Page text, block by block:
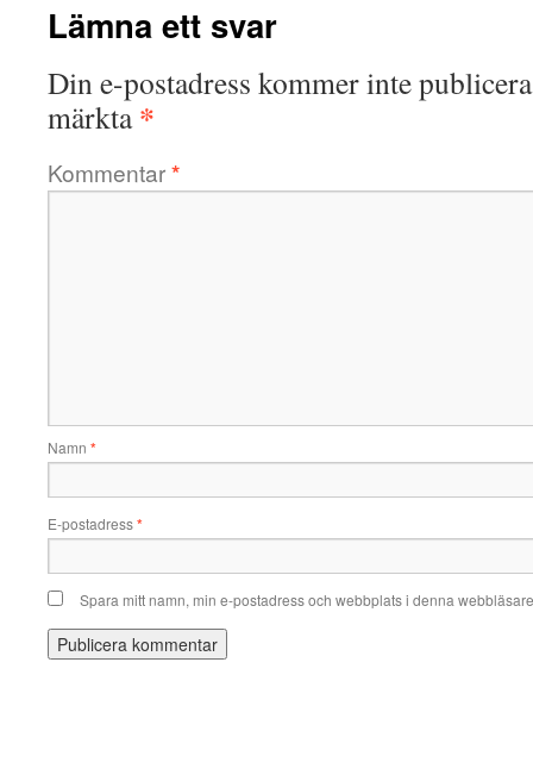
Lämna ett svar
Din e-postadress kommer inte
märkta*
Kommentar*
Namn *
E-postadress*
Spara mitt namn, min e-postadress och webbplats i denna